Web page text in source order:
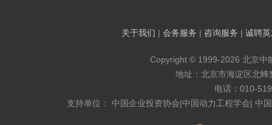
关于我们 | 会务服务 | 咨询服务 | 诚聘
Copyright © 1999-2026 北京中
地址：北京市海淀区北
电话：010-
支持单位： 中国企业投资协会|中国动力工程学会| 中